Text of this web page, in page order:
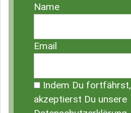
Name
Email
Indem Du fortfährst,
akzeptierst Du unsere